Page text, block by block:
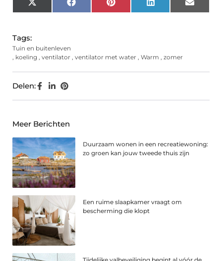
X
(Twitter)
FacebookPinterest LinkedIn Email
Tags:
Tuin en buitenleven
, koeling , ventilator , ventilator met water , Warm , zomer
Delen:
Meer Berichten
Duurzaam wonen in een recreatiewoning:
zo groen kan jouw tweede thuis zijn
Een ruime slaapkamer vraagt om
bescherming die klopt